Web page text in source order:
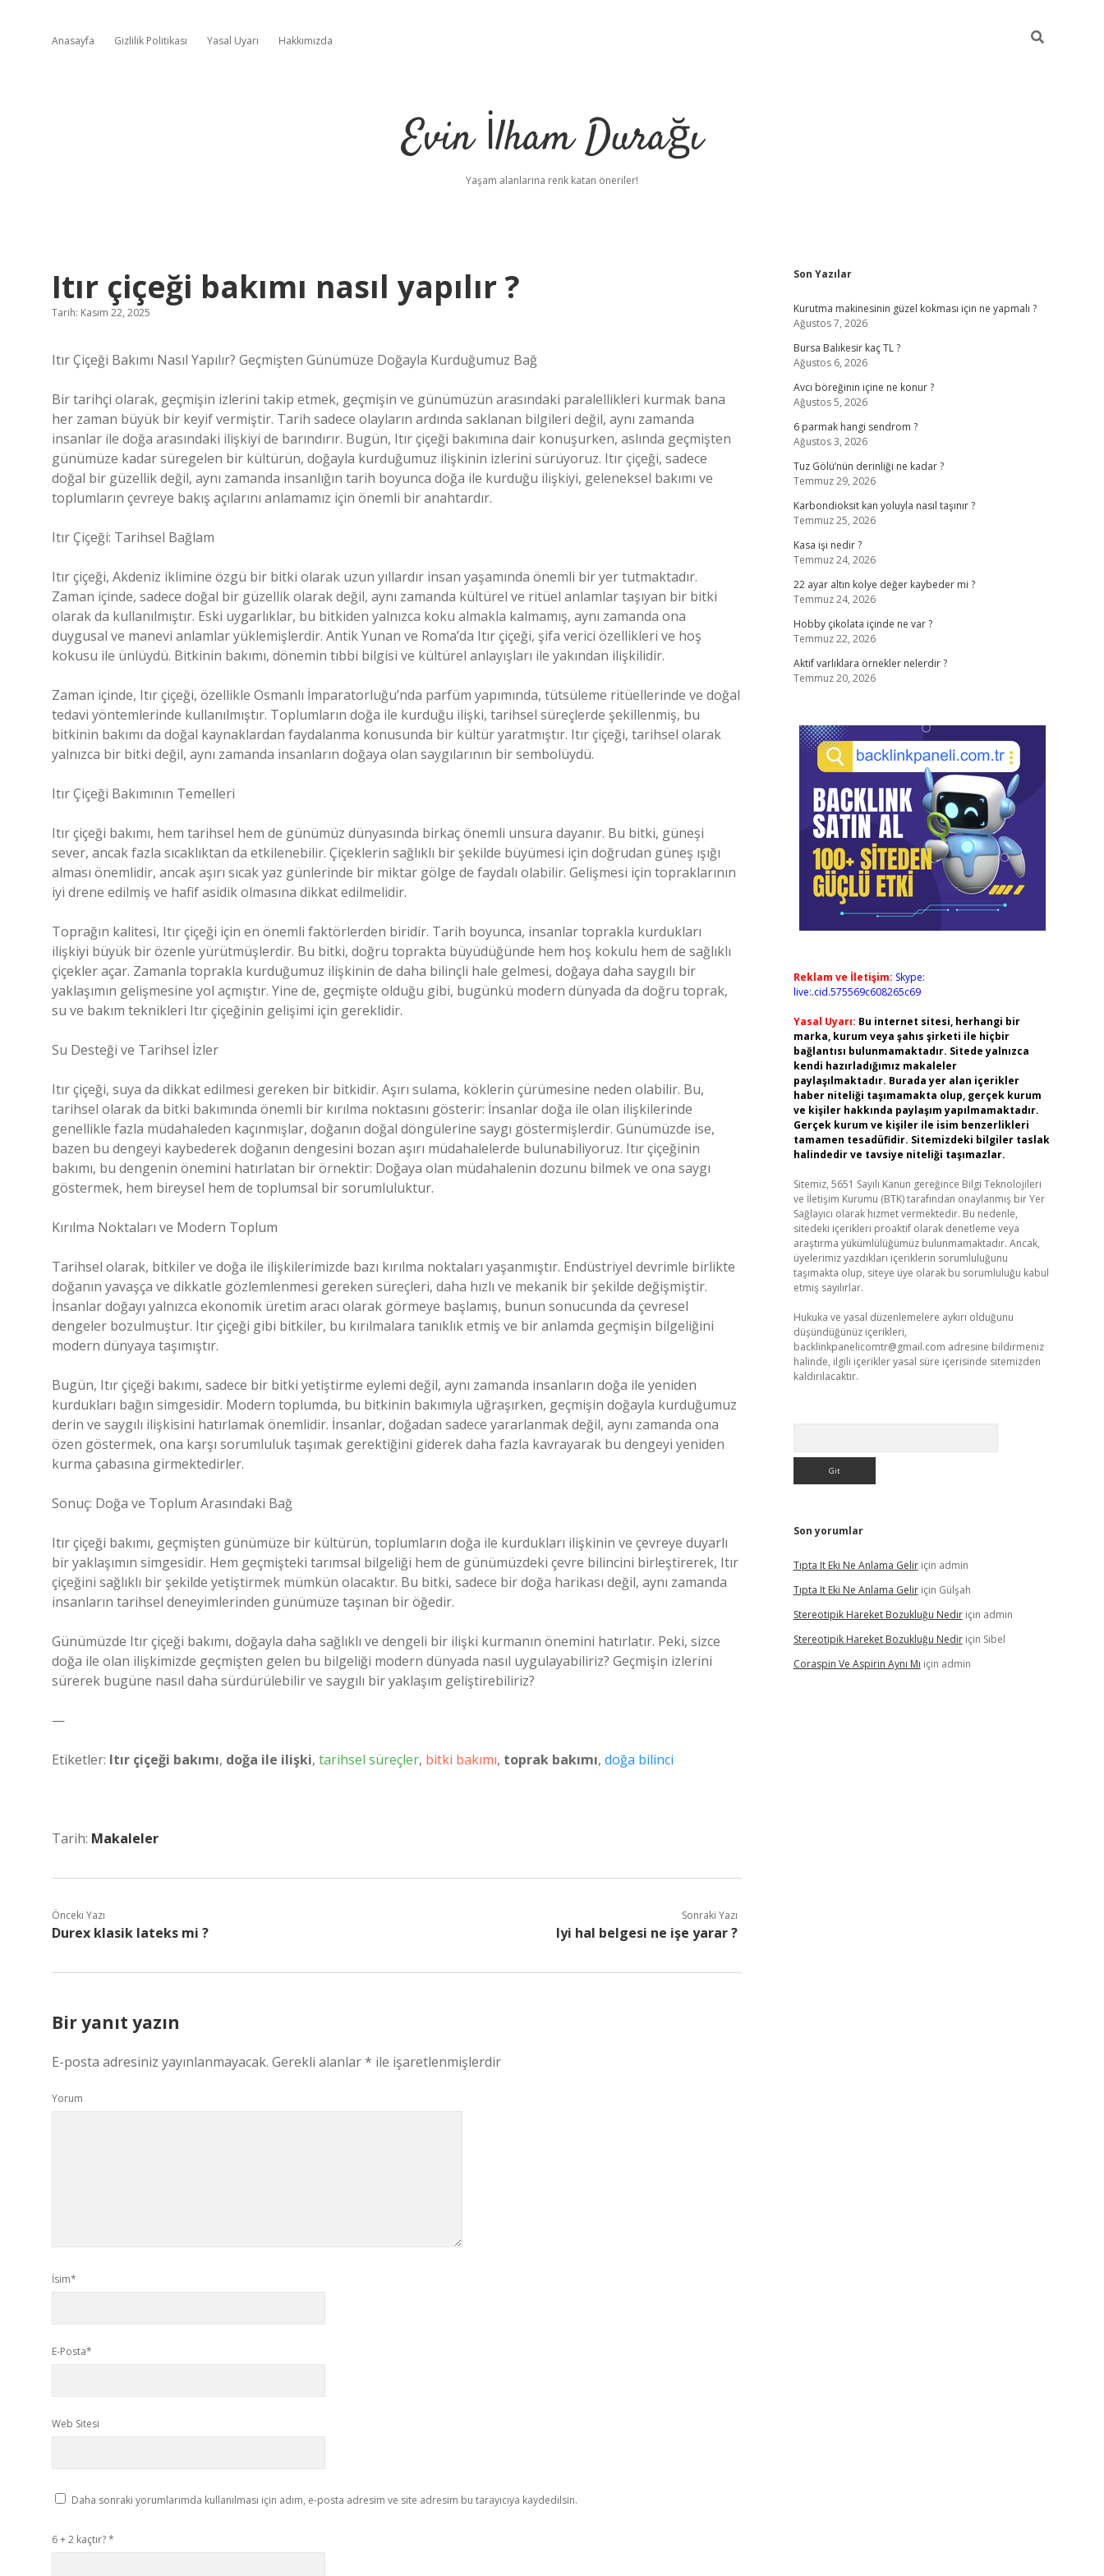
Anasayfa Gizlilik Politikası Yasal Uyarı Hakkımızda
Evin İlham Durağı
Yaşam alanlarına renk katan öneriler!
Itır çiçeği bakımı nasıl yapılır ?
Tarih: Kasım 22, 2025
Itır Çiçeği Bakımı Nasıl Yapılır? Geçmişten Günümüze Doğayla Kurduğumuz Bağ
Bir tarihçi olarak, geçmişin izlerini takip etmek, geçmişin ve günümüzün arasındaki paralellikleri kurmak bana
her zaman büyük bir keyif vermiştir. Tarih sadece olayların ardında saklanan bilgileri değil, aynı zamanda
insanlar ile doğa arasındaki ilişkiyi de barındırır. Bugün, Itır çiçeği bakımına dair konuşurken, aslında geçmişten
günümüze kadar süregelen bir kültürün, doğayla kurduğumuz ilişkinin izlerini sürüyoruz. Itır çiçeği, sadece
doğal bir güzellik değil, aynı zamanda insanlığın tarih boyunca doğa ile kurduğu ilişkiyi, geleneksel bakımı ve
toplumların çevreye bakış açılarını anlamamız için önemli bir anahtardır.
Itır Çiçeği: Tarihsel Bağlam
Itır çiçeği, Akdeniz iklimine özgü bir bitki olarak uzun yıllardır insan yaşamında önemli bir yer tutmaktadır.
Zaman içinde, sadece doğal bir güzellik olarak değil, aynı zamanda kültürel ve ritüel anlamlar taşıyan bir bitki
olarak da kullanılmıştır. Eski uygarlıklar, bu bitkiden yalnızca koku almakla kalmamış, aynı zamanda ona
duygusal ve manevi anlamlar yüklemişlerdir. Antik Yunan ve Roma’da Itır çiçeği, şifa verici özellikleri ve hoş
kokusu ile ünlüydü. Bitkinin bakımı, dönemin tıbbi bilgisi ve kültürel anlayışları ile yakından ilişkilidir.
Zaman içinde, Itır çiçeği, özellikle Osmanlı İmparatorluğu’nda parfüm yapımında, tütsüleme ritüellerinde ve doğal
tedavi yöntemlerinde kullanılmıştır. Toplumların doğa ile kurduğu ilişki, tarihsel süreçlerde şekillenmiş, bu
bitkinin bakımı da doğal kaynaklardan faydalanma konusunda bir kültür yaratmıştır. Itır çiçeği, tarihsel olarak
yalnızca bir bitki değil, aynı zamanda insanların doğaya olan saygılarının bir sembolüydü.
Itır Çiçeği Bakımının Temelleri
Itır çiçeği bakımı, hem tarihsel hem de günümüz dünyasında birkaç önemli unsura dayanır. Bu bitki, güneşi
sever, ancak fazla sıcaklıktan da etkilenebilir. Çiçeklerin sağlıklı bir şekilde büyümesi için doğrudan güneş ışığı
alması önemlidir, ancak aşırı sıcak yaz günlerinde bir miktar gölge de faydalı olabilir. Gelişmesi için topraklarının
iyi drene edilmiş ve hafif asidik olmasına dikkat edilmelidir.
Toprağın kalitesi, Itır çiçeği için en önemli faktörlerden biridir. Tarih boyunca, insanlar toprakla kurdukları
ilişkiyi büyük bir özenle yürütmüşlerdir. Bu bitki, doğru toprakta büyüdüğünde hem hoş kokulu hem de sağlıklı
çiçekler açar. Zamanla toprakla kurduğumuz ilişkinin de daha bilinçli hale gelmesi, doğaya daha saygılı bir
yaklaşımın gelişmesine yol açmıştır. Yine de, geçmişte olduğu gibi, bugünkü modern dünyada da doğru toprak,
su ve bakım teknikleri Itır çiçeğinin gelişimi için gereklidir.
Su Desteği ve Tarihsel İzler
Itır çiçeği, suya da dikkat edilmesi gereken bir bitkidir. Aşırı sulama, köklerin çürümesine neden olabilir. Bu,
tarihsel olarak da bitki bakımında önemli bir kırılma noktasını gösterir: İnsanlar doğa ile olan ilişkilerinde
genellikle fazla müdahaleden kaçınmışlar, doğanın doğal döngülerine saygı göstermişlerdir. Günümüzde ise,
bazen bu dengeyi kaybederek doğanın dengesini bozan aşırı müdahalelerde bulunabiliyoruz. Itır çiçeğinin
bakımı, bu dengenin önemini hatırlatan bir örnektir: Doğaya olan müdahalenin dozunu bilmek ve ona saygı
göstermek, hem bireysel hem de toplumsal bir sorumluluktur.
Kırılma Noktaları ve Modern Toplum
Tarihsel olarak, bitkiler ve doğa ile ilişkilerimizde bazı kırılma noktaları yaşanmıştır. Endüstriyel devrimle birlikte
doğanın yavaşça ve dikkatle gözlemlenmesi gereken süreçleri, daha hızlı ve mekanik bir şekilde değişmiştir.
İnsanlar doğayı yalnızca ekonomik üretim aracı olarak görmeye başlamış, bunun sonucunda da çevresel
dengeler bozulmuştur. Itır çiçeği gibi bitkiler, bu kırılmalara tanıklık etmiş ve bir anlamda geçmişin bilgeliğini
modern dünyaya taşımıştır.
Bugün, Itır çiçeği bakımı, sadece bir bitki yetiştirme eylemi değil, aynı zamanda insanların doğa ile yeniden
kurdukları bağın simgesidir. Modern toplumda, bu bitkinin bakımıyla uğraşırken, geçmişin doğayla kurduğumuz
derin ve saygılı ilişkisini hatırlamak önemlidir. İnsanlar, doğadan sadece yararlanmak değil, aynı zamanda ona
özen göstermek, ona karşı sorumluluk taşımak gerektiğini giderek daha fazla kavrayarak bu dengeyi yeniden
kurma çabasına girmektedirler.
Sonuç: Doğa ve Toplum Arasındaki Bağ
Itır çiçeği bakımı, geçmişten günümüze bir kültürün, toplumların doğa ile kurdukları ilişkinin ve çevreye duyarlı
bir yaklaşımın simgesidir. Hem geçmişteki tarımsal bilgeliği hem de günümüzdeki çevre bilincini birleştirerek, Itır
çiçeğini sağlıklı bir şekilde yetiştirmek mümkün olacaktır. Bu bitki, sadece bir doğa harikası değil, aynı zamanda
insanların tarihsel deneyimlerinden günümüze taşınan bir öğedir.
Günümüzde Itır çiçeği bakımı, doğayla daha sağlıklı ve dengeli bir ilişki kurmanın önemini hatırlatır. Peki, sizce
doğa ile olan ilişkimizde geçmişten gelen bu bilgeliği modern dünyada nasıl uygulayabiliriz? Geçmişin izlerini
sürerek bugüne nasıl daha sürdürülebilir ve saygılı bir yaklaşım geliştirebiliriz?
—
Etiketler: Itır çiçeği bakımı, doğa ile ilişki, tarihsel süreçler, bitki bakımı, toprak bakımı, doğa bilinci
Tarih: Makaleler
Önceki Yazı
Durex klasik lateks mi ?
Sonraki Yazı
Iyi hal belgesi ne işe yarar ?
Bir yanıt yazın
E-posta adresiniz yayınlanmayacak. Gerekli alanlar* ile işaretlenmişlerdir
Yorum
İsim*
E-Posta*
Web Sitesi
Daha sonraki yorumlarımda kullanılması için adım, e-posta adresim ve site adresim bu tarayıcıya kaydedilsin.
6 + 2 kaçtır?*
Sidebar
Son Yazılar
Kurutma makinesinin güzel kokması için ne yapmalı ?
Ağustos 7, 2026
Bursa Balıkesir kaç TL ?
Ağustos 6, 2026
Avcı böreğinin içine ne konur ?
Ağustos 5, 2026
6 parmak hangi sendrom ?
Ağustos 3, 2026
Tuz Gölü’nün derinliği ne kadar ?
Temmuz 29, 2026
Karbondioksit kan yoluyla nasıl taşınır ?
Temmuz 25, 2026
Kasa işi nedir ?
Temmuz 24, 2026
22 ayar altın kolye değer kaybeder mi ?
Temmuz 24, 2026
Hobby çikolata içinde ne var ?
Temmuz 22, 2026
Aktif varlıklara örnekler nelerdir ?
Temmuz 20, 2026
Reklam ve İletişim: Skype:
live:.cid.575569c608265c69
Yasal Uyarı: Bu internet sitesi, herhangi bir
marka, kurum veya şahıs şirketi ile hiçbir
bağlantısı bulunmamaktadır. Sitede yalnızca
kendi hazırladığımız makaleler
paylaşılmaktadır. Burada yer alan içerikler
haber niteliği taşımamakta olup, gerçek kurum
ve kişiler hakkında paylaşım yapılmamaktadır.
Gerçek kurum ve kişiler ile isim benzerlikleri
tamamen tesadüfidir. Sitemizdeki bilgiler taslak
halindedir ve tavsiye niteliği taşımazlar.
Sitemiz, 5651 Sayılı Kanun gereğince Bilgi Teknolojileri
ve İletişim Kurumu (BTK) tarafından onaylanmış bir Yer
Sağlayıcı olarak hizmet vermektedir. Bu nedenle,
sitedeki içerikleri proaktif olarak denetleme veya
araştırma yükümlülüğümüz bulunmamaktadır. Ancak,
üyelerimiz yazdıkları içeriklerin sorumluluğunu
taşımakta olup, siteye üye olarak bu sorumluluğu kabul
etmiş sayılırlar.
Hukuka ve yasal düzenlemelere aykırı olduğunu
düşündüğünüz içerikleri,
backlinkpanelicomtr@gmail.com adresine bildirmeniz
halinde, ilgili içerikler yasal süre içerisinde sitemizden
kaldırılacaktır.
Son yorumlar
Tıpta It Eki Ne Anlama Geliriçin admin
Tıpta It Eki Ne Anlama Geliriçin Gülşah
Stereotipik Hareket Bozukluğu Nediriçin admin
Stereotipik Hareket Bozukluğu Nediriçin Sibel
Coraspin Ve Aspirin Aynı Mı için admin